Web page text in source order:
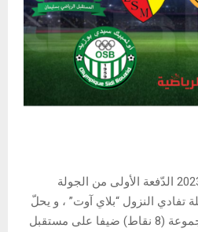
تقام اليوم السّبت 1 أفريل 2023 الدّفعة الأولى من الجولة
تفادي النزول “بلاي آوت” ، و يحلّ
النّادي البنزرتي وصيف المجموعة (8 نقاط) ضيفا على مستقبل